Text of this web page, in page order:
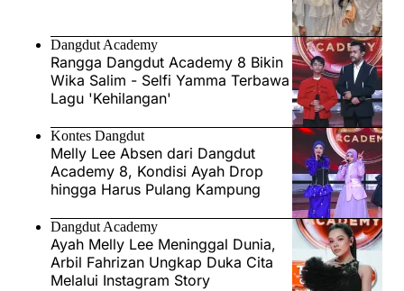
Dangdut Academy
Rangga Dangdut Academy 8 Bikin
Wika Salim - Selfi Yamma Terbawa
Lagu 'Kehilangan'
Kontes Dangdut
Melly Lee Absen dari Dangdut
Academy 8, Kondisi Ayah Drop
hingga Harus Pulang Kampung
Dangdut Academy
Ayah Melly Lee Meninggal Dunia,
Arbil Fahrizan Ungkap Duka Cita
Melalui Instagram Story